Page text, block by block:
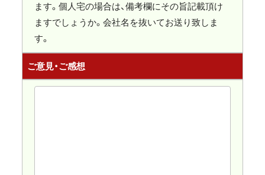
ます。個人宅の場合は、備考欄にその旨記載頂け
ますでしょうか。会社名を抜いてお送り致しま
す。
ご意見・ご感想